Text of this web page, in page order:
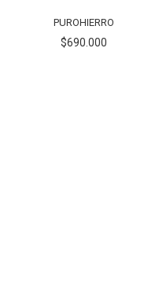
PUROHIERRO
$690.000